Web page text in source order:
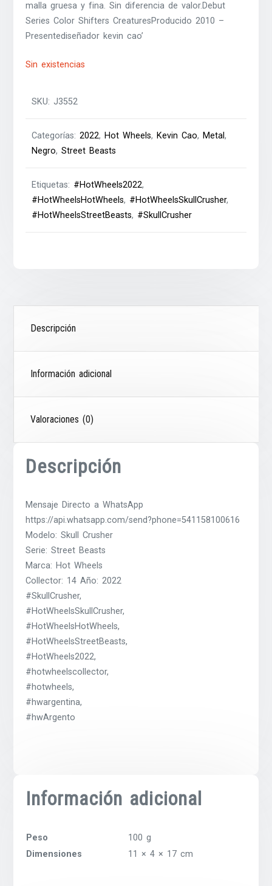
malla gruesa y fina. Sin diferencia de valor.Debut
Series Color Shifters CreaturesProducido 2010 –
Presentediseñador kevin cao’
Sin existencias
SKU:J3552
Categorías:2022, Hot Wheels, Kevin Cao, Metal,
Negro,Street Beasts
Etiquetas: #HotWheels2022,
#HotWheelsHotWheels, #HotWheelsSkullCrusher,
#HotWheelsStreetBeasts, #SkullCrusher
Descripción
Información adicional
Valoraciones (0)
Descripción
Mensaje Directo a WhatsApp
https://api.whatsapp.com/send?phone=541158100616
Modelo: Skull Crusher
Serie: Street Beasts
Marca: Hot Wheels
Collector: 14 Año: 2022
#SkullCrusher,
#HotWheelsSkullCrusher,
#HotWheelsHotWheels,
#HotWheelsStreetBeasts,
#HotWheels2022,
#hotwheelscollector,
#hotwheels,
#hwargentina,
#hwArgento
Información adicional
Peso
100 g
Dimensiones
11 × 4 × 17 cm